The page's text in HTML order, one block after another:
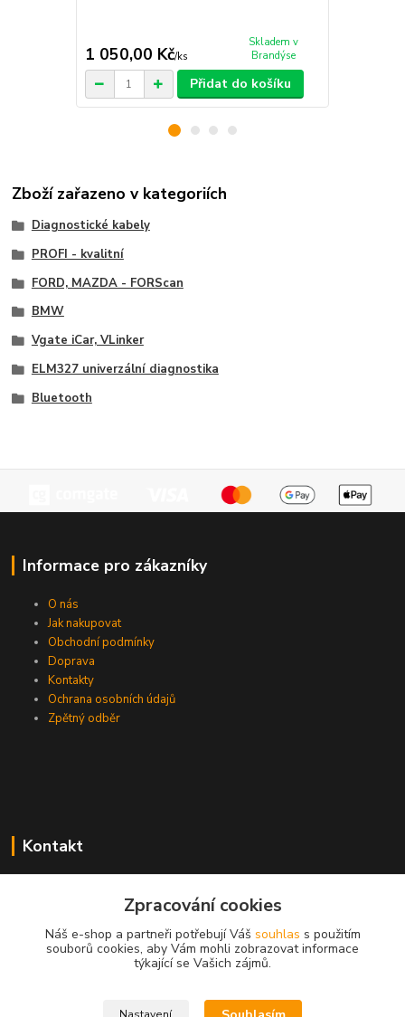
1 050,00 Kč/ks
Skladem v
Brandýse
Přidat do košíku
Zboží zařazeno v kategoriích
Diagnostické kabely
PROFI - kvalitní
FORD, MAZDA - FORScan
BMW
Vgate iCar, VLinker
ELM327 univerzální diagnostika
Bluetooth
Informace pro zákazníky
O nás
Jak nakupovat
Obchodní podmínky
Doprava
Kontakty
Ochrana osobních údajů
Zpětný odběr
Kontakt
Zpracování cookies
Náš e-shop a partneři potřebují Váš souhlas s použitím
souborů cookies, aby Vám mohli zobrazovat informace
týkající se Vašich zájmů.